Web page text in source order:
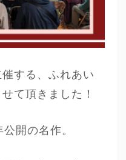
する、ふれあい
て頂きました！
開の名作。